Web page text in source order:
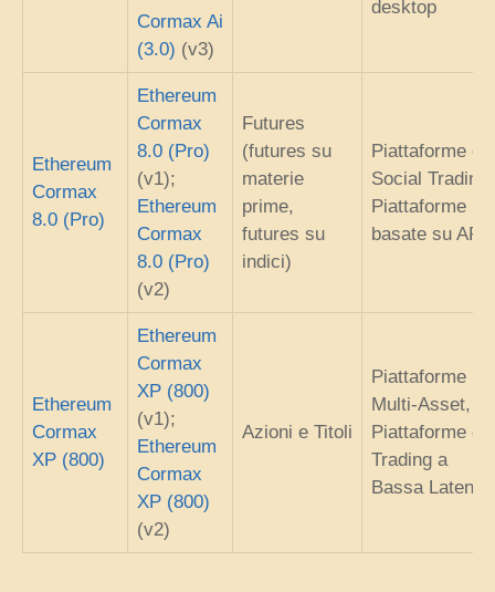
Cormax Ai
(3.0) (v3)
desktop
Ethereum
Cormax
8.0 (Pro)
Ethereum
Cormax
8.0 (Pro)
(v1);
Ethereum
Cormax
8.0 (Pro)
(v2)
Futures
(futures su
materie
prime,
futures su
indici)
Piattaforme di
Social Trading,
Piattaforme
basate su API
Ethereum
Cormax
XP (800)
Ethereum
Cormax
XP (800)
(v1);
Ethereum
Cormax
XP (800)
(v2)
Azioni e Titoli
Piattaforme
Multi-Asset,
Piattaforme di
Trading a
Bassa Latenza